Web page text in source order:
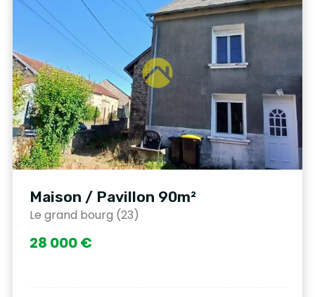
Maison / Pavillon 90m²
Le grand bourg (23)
28 000 €